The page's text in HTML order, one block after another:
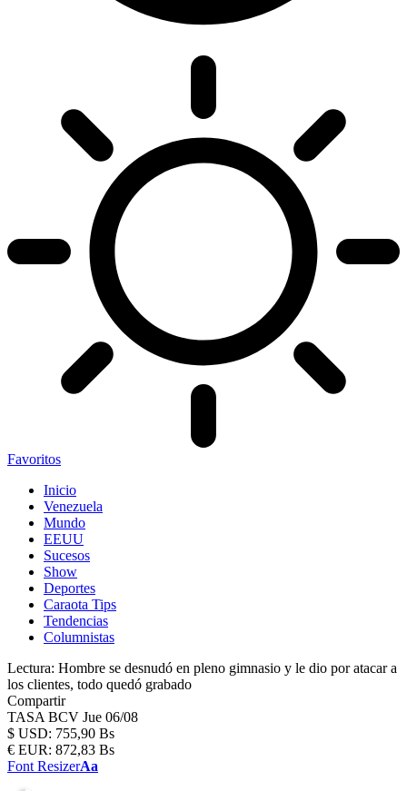
Favoritos
Inicio
Venezuela
Mundo
EEUU
Sucesos
Show
Deportes
Caraota Tips
Tendencias
Columnistas
Lectura: Hombre se desnudó en pleno gimnasio y le dio por atacar a
los clientes, todo quedó grabado
Compartir
TASA BCV Jue 06/08
$ USD: 755,90 Bs
€ EUR: 872,83 Bs
Font ResizerAa